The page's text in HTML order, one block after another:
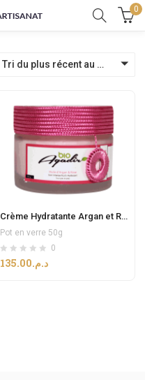
0
Tri du plus récent au plus ancien
Crème Hydratante Argan et Rose
Pot en verre 50g
0
د.م.135.00